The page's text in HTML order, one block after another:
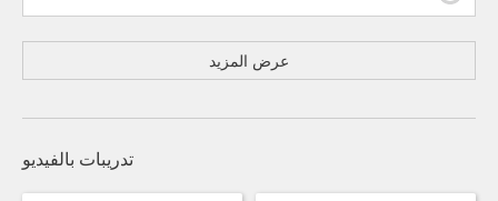
عرض المزيد
تدريبات بالفيديو